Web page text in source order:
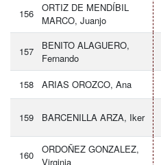
156
ORTIZ DE MENDÍBIL
MARCO, Juanjo
157
BENITO ALAGUERO,
Fernando
158 ARIAS OROZCO, Ana
159 BARCENILLA ARZA, Iker
160
ORDOÑEZ GONZALEZ,
Virginia